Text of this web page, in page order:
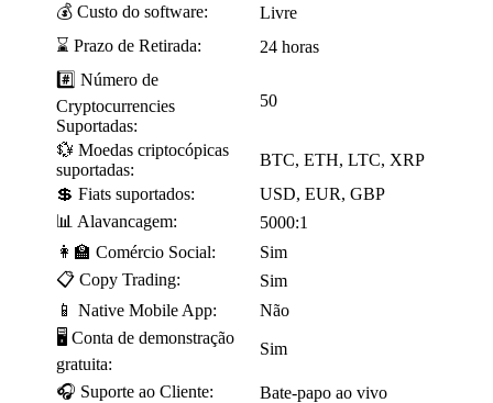
💰 Custo do software:
Livre
⌛ Prazo de Retirada:
24 horas
#️⃣ Número de
Cryptocurrencies
Suportadas:
50
💱 Moedas criptocópicas
suportadas:
BTC, ETH, LTC, XRP
💲 Fiats suportados:
USD, EUR, GBP
📊 Alavancagem:
5000:1
👩🏫 Comércio Social:
Sim
📋 Copy Trading:
Sim
📱 Native Mobile App:
Não
🖥️ Conta de demonstração
gratuita:
Sim
🎧 Suporte ao Cliente: Bate-papo ao vivo